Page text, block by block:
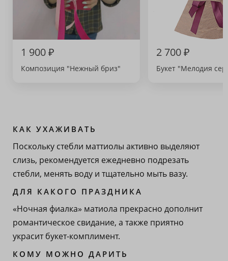
1 900 ₽
Композиция "Нежный бриз"
2 700 ₽
Букет "Мелодия
КАК УХАЖИВАТЬ
Поскольку стебли маттиолы активно выделяют
слизь, рекомендуется ежедневно подрезать
стебли, менять воду и тщательно мыть вазу.
ДЛЯ КАКОГО ПРАЗДНИКА
«Ночная фиалка» матиола прекрасно дополнит
романтическое свидание, а также приятно
украсит букет-комплимент.
КОМУ МОЖНО ДАРИТЬ